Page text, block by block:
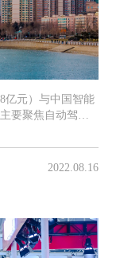
亿元）与中国智能
要聚焦自动驾驶
2022.08.16